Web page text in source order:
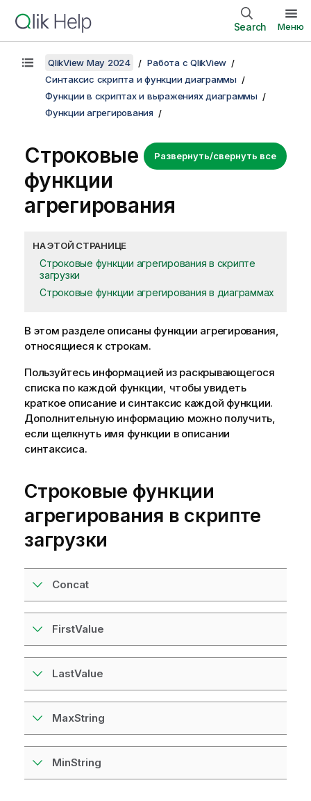
Search Меню
QlikView May 2024
Работа с QlikView
Синтаксис скрипта и функции диаграммы
Функции в скриптах и выражениях диаграммы
Функции агрегирования
Развернуть/свернуть все
Строковые
функции
агрегирования
НА ЭТОЙ СТРАНИЦЕ
Строковые функции агрегирования в скрипте
загрузки
Строковые функции агрегирования в диаграммах
В этом разделе описаны функции агрегирования,
относящиеся к строкам.
Пользуйтесь информацией из раскрывающегося
списка по каждой функции, чтобы увидеть
краткое описание и синтаксис каждой функции.
Дополнительную информацию можно получить,
если щелкнуть имя функции в описании
синтаксиса.
Строковые функции
агрегирования в скрипте
загрузки
Concat
FirstValue
LastValue
MaxString
MinString